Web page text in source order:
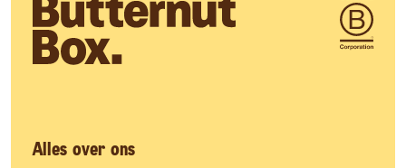
Alles over ons